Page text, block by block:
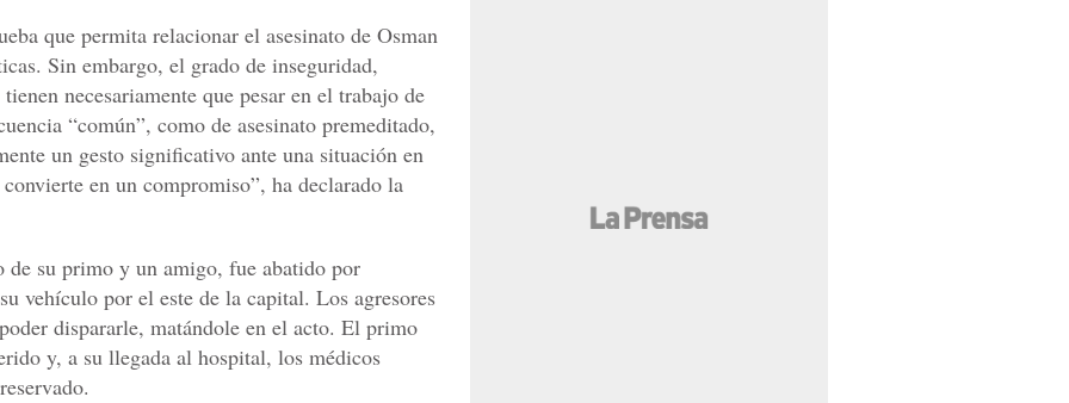
que permita relacionar el asesinato de Osman
Sin embargo, el grado de inseguridad,
necesariamente que pesar en el trabajo de
“común”, como de asesinato premeditado,
un gesto significativo ante una situación en
en un compromiso”, ha declarado la
de su primo y un amigo, fue abatido por
vehículo por el este de la capital. Los agresores
dispararle, matándole en el acto. El primo
y, a su llegada al hospital, los médicos